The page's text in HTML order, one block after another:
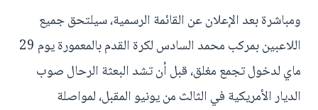
ومباشرة بعد الإعلان عن القائمة الرسمية، سيلتحق جميع
اللاعبين بمركب محمد السادس لكرة القدم بالمعمورة يوم 29
ماي لدخول تجمع مغلق، قبل أن تشد البعثة الرحال صوب
الديار الأمريكية في الثالث من يونيو المقبل، لمواصلة